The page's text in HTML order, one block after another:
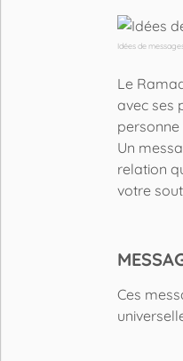
Idées de
Le
avec ses
Un
relation
votre
Ces